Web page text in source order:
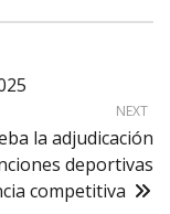
NEXT
la adjudicación
deportivas
competitiva